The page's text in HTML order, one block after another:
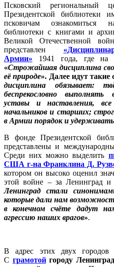
Псковский региональный
Президентской библиотеки
псковичам ознакомиться
библиотеки с книгами и
Великой Отечественной
представлен
Армии» 1941 года, где на
«Строжайшая дисциплина
её природе». Далее идут такие
дисциплина обязывает:
беспрекословно выполнять
уставы и наставления,
начальников и старших;
в Армии порядок и
В фонде Президентской
представлены и
Среди них можно выделить
США г-на Франклина Д.
котором он высоко оценил
этой войне – за Ленинград и
Ленинград стали
которые дали нам
в конечном счёте дадут
агрессию наших врагов».
В адрес этих двух городов
С грамотойгороду